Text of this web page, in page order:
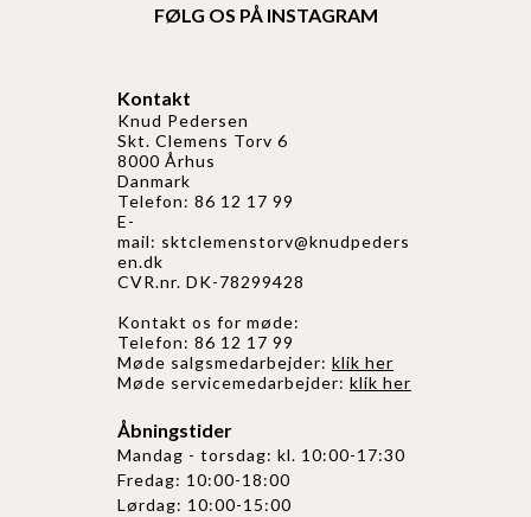
FØLG OS PÅ INSTAGRAM
Kontakt
Knud Pedersen
Skt. Clemens Torv 6
8000 Århus
Danmark
Telefon: 86 12 17 99
E-
mail: sktclemenstorv@knudpeders
en.dk
CVR.nr. DK-78299428
Kontakt os for møde:
Telefon: 86 12 17 99
Møde salgsmedarbejder: klik her
Møde servicemedarbejder: klik her
Åbningstider
Mandag - torsdag: kl. 10:00-17:30
Fredag: 10:00-18:00
Lørdag: 10:00-15:00